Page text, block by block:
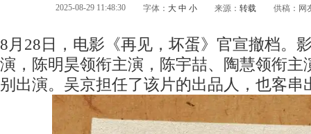
2025-08-29 11:48:30 字体： 大 中 小 来源： 转载 供稿：网
8月28日，电影《再见，坏蛋》官宣撤档。
演，陈明昊领衔主演，陈宇喆、陶慧领衔主
别出演。吴京担任了该片的出品人，也客串